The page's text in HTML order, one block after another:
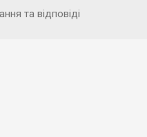
та відповіді